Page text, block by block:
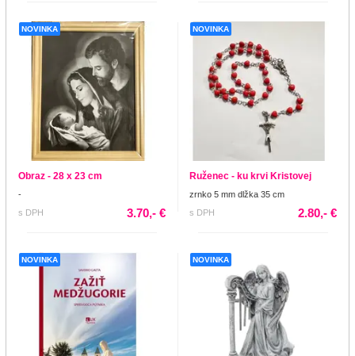
NOVINKA
Obraz - 28 x 23 cm
-
s DPH
3.70,- €
NOVINKA
Ruženec - ku krvi Kristovej
zrnko 5 mm dlžka 35 cm
s DPH
2.80,- €
NOVINKA NOVINKA